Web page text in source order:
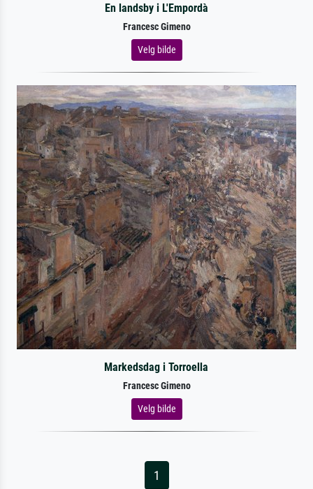
En landsby i L'Empordà
Francesc Gimeno
Velg bilde
Markedsdag i Torroella
Francesc Gimeno
Velg bilde
1